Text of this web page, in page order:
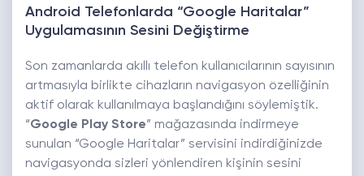
Android Telefonlarda “Google Haritalar”
Uygulamasının Sesini Değiştirme
Son zamanlarda akıllı telefon kullanıcılarının sayısının
artmasıyla birlikte cihazların navigasyon özelliğinin
aktif olarak kullanılmaya başlandığını söylemiştik.
“Google Play Store” mağazasında indirmeye
sunulan “Google Haritalar” servisini indirdiğinizde
navigasyonda sizleri yönlendiren kişinin sesini